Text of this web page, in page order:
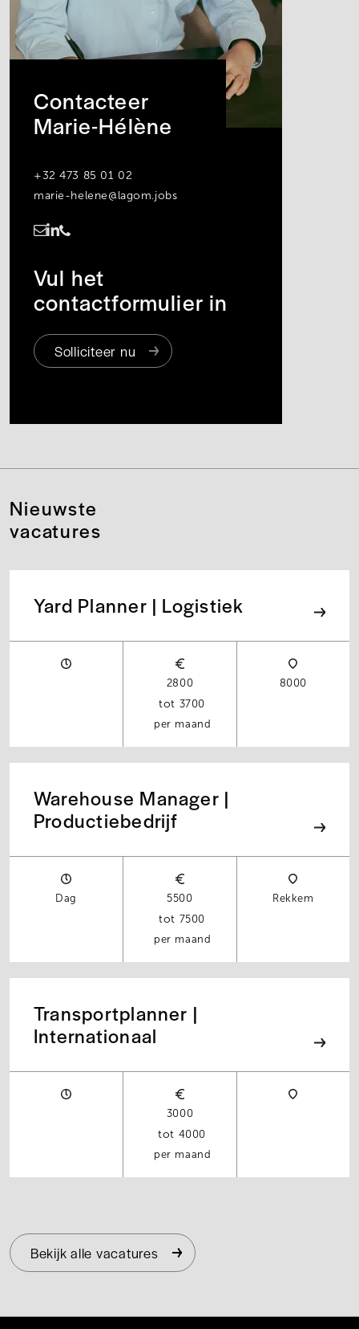
Contacteer
Marie-Hélène
+32 473 85 01 02
marie-helene@lagom.jobs
Vul het
contactformulier in
Solliciteer nu
Nieuwste
vacatures
Yard Planner | Logistiek
2800
3700
per maand
8000
Warehouse Manager |
Productiebedrijf
Dag
5500
7500
per maand
Rekkem
Transportplanner |
Internationaal
3000
4000
per maand
Bekijk alle vacatures